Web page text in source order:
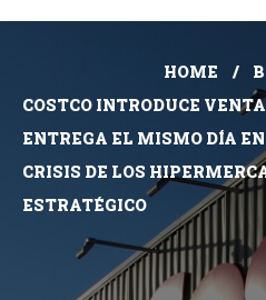
HOME
COSTCO INTRODUCE
ENTREGA EL MISMO DÍA
CRISIS DE LOS
ESTRATÉGICO